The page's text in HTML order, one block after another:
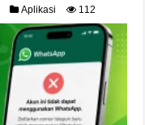
Aplikasi 112